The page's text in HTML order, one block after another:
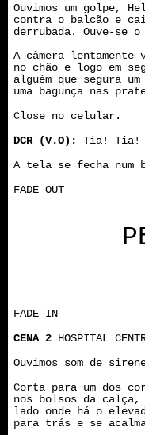
Ouvimos um golpe,
contra o balcão e
derrubada. Ouve-se
A câmera lentamente
no chão e logo em
alguém que segura
uma bagunça nas
Close no celular.
DCR (V.O):
Tia! Tia!
A tela se fecha num
FADE OUT
FADE IN
CENA 2 HOSPITAL
Ouvimos som de
Corta para um dos
nos bolsos da
lado onde há o
para trás e se